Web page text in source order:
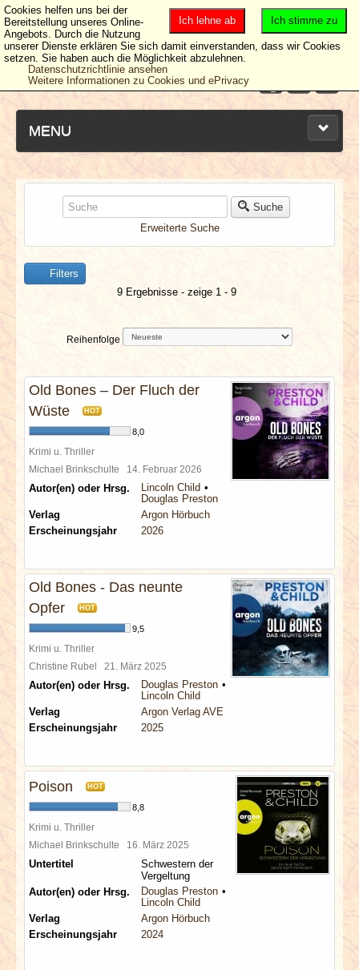
MENU
NEUESTE ARTIKEL
NEWS & DATES
BERICHTE
VERLOSUNGEN
SPECIALS
REDAKTION
LINKS
ARCHIV
Suche
Erweiterte Suche
Filters
9 Ergebnisse - zeige 1 - 9
Reihenfolge
Old Bones – Der Fluch der
Wüste
HOT
8,0
Krimi u. Thriller
Michael Brinkschulte 14. Februar 2026
Autor(en) oder Hrsg.
Lincoln Child
Douglas Preston
Verlag
Argon Hörbuch
Erscheinungsjahr
2026
Old Bones - Das neunte
Opfer
HOT
9,5
Krimi u. Thriller
Christine Rubel 21. März 2025
Autor(en) oder Hrsg.
Douglas Preston
Lincoln Child
Verlag
Argon Verlag AVE
Erscheinungsjahr
2025
Poison HOT
8,8
Krimi u. Thriller
Michael Brinkschulte 16. März 2025
Untertitel
Schwestern der
Vergeltung
Autor(en) oder Hrsg.
Douglas Preston
Lincoln Child
Verlag
Argon Hörbuch
Erscheinungsjahr
2024
Ich stimme zu
Ich lehne ab
Cookies helfen uns bei der
Bereitstellung unseres Online-
Angebots. Durch die Nutzung
unserer Dienste erklären Sie sich damit einverstanden, dass wir Cookies
setzen. Sie haben auch die Möglichkeit abzulehnen.
Datenschutzrichtlinie ansehen
Weitere Informationen zu Cookies und ePrivacy